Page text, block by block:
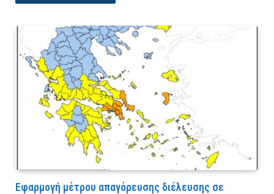
Εφαρμογή μέτρου απαγόρευσης διέλευσης σε